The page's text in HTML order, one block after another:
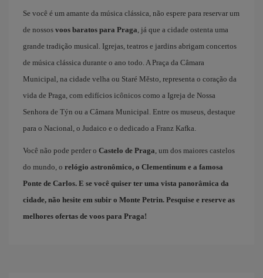
Se você é um amante da música clássica, não espere para reservar um
de nossos voos baratos para Praga, já que a cidade ostenta uma
grande tradição musical. Igrejas, teatros e jardins abrigam concertos
de música clássica durante o ano todo. A Praça da Câmara
Municipal, na cidade velha ou Staré Město, representa o coração da
vida de Praga, com edifícios icônicos como a Igreja de Nossa
Senhora de Týn ou a Câmara Municipal. Entre os museus, destaque
para o Nacional, o Judaico e o dedicado a Franz Kafka.
Você não pode perder o Castelo de Praga, um dos maiores castelos
do mundo, o relógio astronômico, o Clementinum e a famosa
Ponte de Carlos. E se você quiser ter uma vista panorâmica da
cidade, não hesite em subir o Monte Petrin. Pesquise e reserve as
melhores ofertas de voos para Praga!